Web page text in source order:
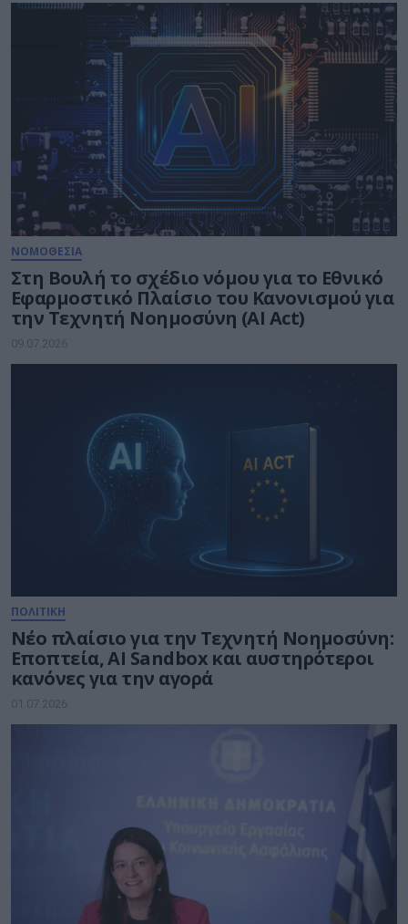
ΝΟΜΟΘΕΣΙΑ
Στη Βουλή το σχέδιο νόμου για το Εθνικό
Εφαρμοστικό Πλαίσιο του Κανονισμού για
την Τεχνητή Νοημοσύνη (AI Act)
09.07.2026
ΠΟΛΙΤΙΚΗ
Νέο πλαίσιο για την Τεχνητή Νοημοσύνη:
Εποπτεία, AI Sandbox και αυστηρότεροι
κανόνες για την αγορά
01.07.2026